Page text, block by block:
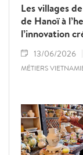
Les villages
de Hanoï à
l’innovation
13/06/2026
MÉTIERS